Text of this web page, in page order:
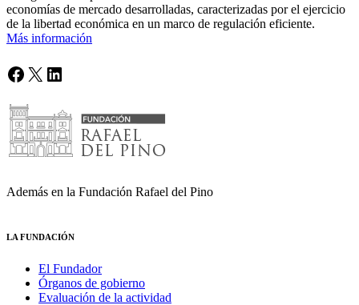
economías de mercado desarrolladas, caracterizadas por el ejercicio
de la libertad económica en un marco de regulación eficiente.
Más información
Facebook
X LinkedIn
Además en la Fundación Rafael del Pino
LA FUNDACIÓN
El Fundador
Órganos de gobierno
Evaluación de la actividad